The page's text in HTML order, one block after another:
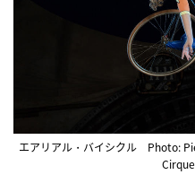
エアリアル・バイシクル Photo: